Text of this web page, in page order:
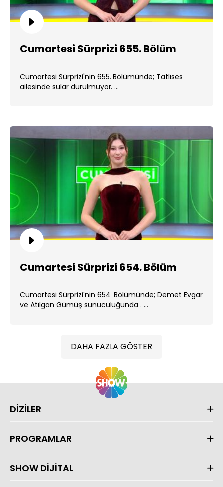
Cumartesi Sürprizi 655. Bölüm
Cumartesi Sürprizi'nin 655. Bölümünde; Tatlıses
ailesinde sular durulmuyor. ...
Cumartesi Sürprizi 654. Bölüm
Cumartesi Sürprizi'nin 654. Bölümünde; Demet Evgar
ve Atılgan Gümüş sunuculuğunda . ...
DAHA FAZLA GÖSTER
DİZİLER
PROGRAMLAR
SHOW DİJİTAL